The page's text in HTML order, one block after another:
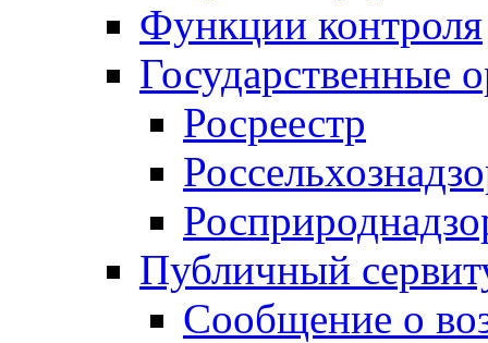
Функции контроля
Государственные
Росреестр
Публичный
Сообщение о